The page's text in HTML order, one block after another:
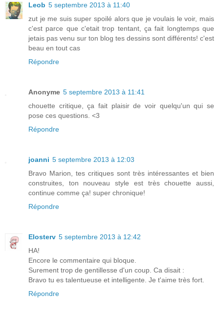
Leob 5 septembre 2013 à 11:40
zut je me suis super spoilé alors que je voulais le voir, mais
c'est parce que c'etait trop tentant, ça fait longtemps que
jetais pas venu sur ton blog tes dessins sont différents! c'est
beau en tout cas
Répondre
Anonyme 5 septembre 2013 à 11:41
chouette critique, ça fait plaisir de voir quelqu'un qui se
pose ces questions. <3
Répondre
joanni 5 septembre 2013 à 12:03
Bravo Marion, tes critiques sont très intéressantes et bien
construites, ton nouveau style est très chouette aussi,
continue comme ça! super chronique!
Répondre
Elosterv 5 septembre 2013 à 12:42
HA!
Encore le commentaire qui bloque.
Surement trop de gentillesse d'un coup. Ca disait :
Bravo tu es talentueuse et intelligente. Je t'aime très fort.
Répondre